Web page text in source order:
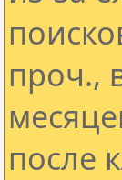
проч.,
после